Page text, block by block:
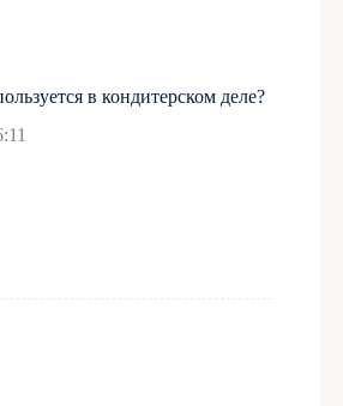
в кондитерском деле?